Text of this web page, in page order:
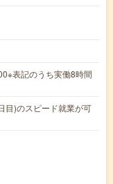
表記のうち実働8時間
目)のスピード就業が可